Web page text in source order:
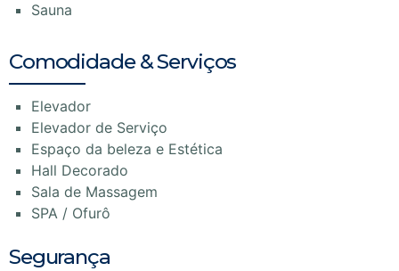
Sauna
Comodidade & Serviços
Elevador
Elevador de Serviço
Espaço da beleza e Estética
Hall Decorado
Sala de Massagem
SPA / Ofurô
Segurança